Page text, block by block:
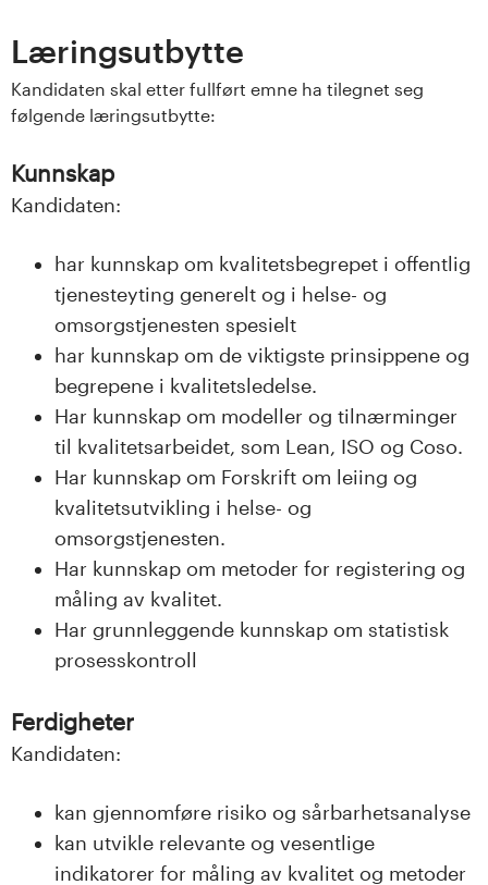
n
d
e
t
Læringsutbytte
Kandidaten skal etter fullført emne ha tilegnet seg
følgende læringsutbytte:
Kunnskap
Kandidaten:
har kunnskap om kvalitetsbegrepet i offentlig
tjenesteyting generelt og i helse- og
omsorgstjenesten spesielt
har kunnskap om de viktigste prinsippene og
begrepene i kvalitetsledelse.
Har kunnskap om modeller og tilnærminger
til kvalitetsarbeidet, som Lean, ISO og Coso.
Har kunnskap om Forskrift om leiing og
kvalitetsutvikling i helse- og
omsorgstjenesten.
Har kunnskap om metoder for registering og
måling av kvalitet.
Har grunnleggende kunnskap om statistisk
prosesskontroll
Ferdigheter
Kandidaten:
kan gjennomføre risiko og sårbarhetsanalyse
kan utvikle relevante og vesentlige
indikatorer for måling av kvalitet og metoder